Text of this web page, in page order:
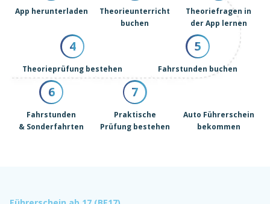
App herunterladen
Theorieunterricht
buchen
Theoriefragen in
der App lernen
5
Fahrstunden buchen
4
Theorieprüfung bestehen
6
Fahrstunden
& Sonderfahrten
7
Praktische
Prüfung bestehen
Auto Führerschein
bekommen